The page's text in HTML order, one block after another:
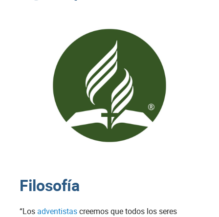
Filosofía
“Los adventistascreemos que todos los seres